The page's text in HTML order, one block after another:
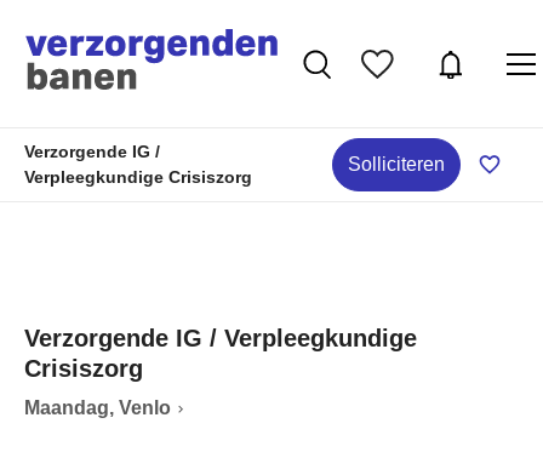
Verzorgende IG /
Verpleegkundige Crisiszorg
Solliciteren
Verzorgende IG / Verpleegkundige
Crisiszorg
Maandag, Venlo